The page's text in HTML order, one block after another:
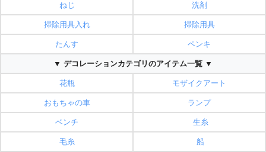
ねじ 洗剤
掃除用具入れ 掃除用具
たんす ペンキ
▼ デコレーションカテゴリのアイテム一覧 ▼
花瓶 モザイクアート
おもちゃの車 ランプ
ベンチ 生糸
毛糸 船